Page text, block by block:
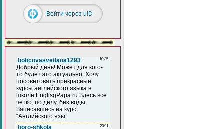
Войти через uID